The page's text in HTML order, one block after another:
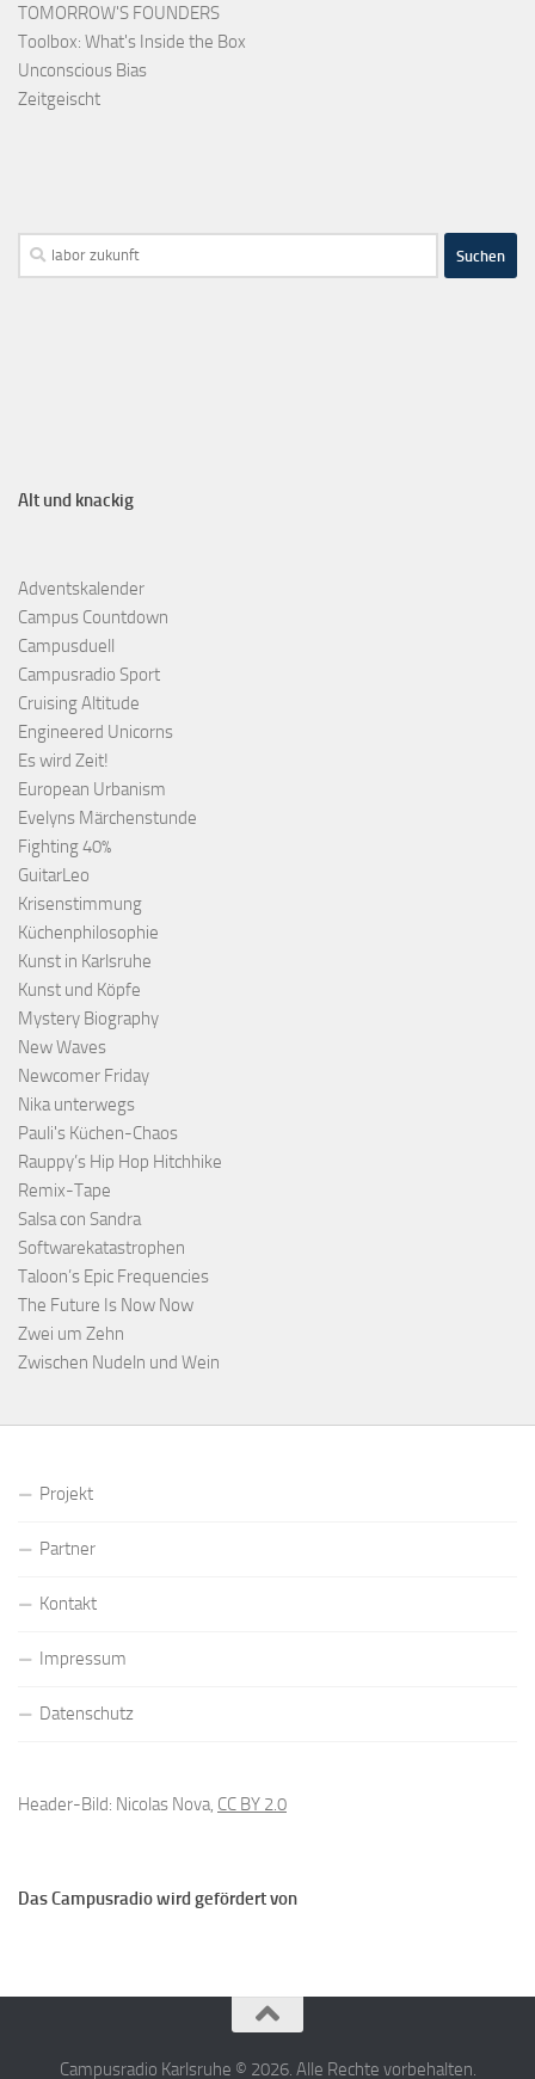
TOMORROW'S FOUNDERS
Toolbox: What's Inside the Box
Unconscious Bias
Zeitgeischt
Alt und knackig
Adventskalender
Campus Countdown
Campusduell
Campusradio Sport
Cruising Altitude
Engineered Unicorns
Es wird Zeit!
European Urbanism
Evelyns Märchenstunde
Fighting 40%
GuitarLeo
Krisenstimmung
Küchenphilosophie
Kunst in Karlsruhe
Kunst und Köpfe
Mystery Biography
New Waves
Newcomer Friday
Nika unterwegs
Pauli's Küchen-Chaos
Rauppy’s Hip Hop Hitchhike
Remix-Tape
Salsa con Sandra
Softwarekatastrophen
Taloon’s Epic Frequencies
The Future Is Now Now
Zwei um Zehn
Zwischen Nudeln und Wein
Projekt
Partner
Kontakt
Impressum
Datenschutz
Header-Bild: Nicolas Nova, CC BY 2.0
Das Campusradio wird gefördert von
Campusradio Karlsruhe © 2026. Alle Rechte vorbehalten.